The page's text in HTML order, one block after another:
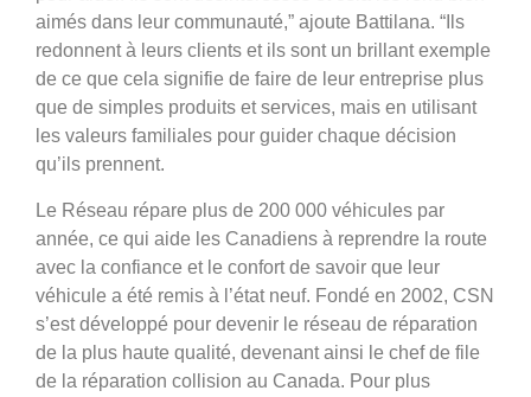
aimés dans leur communauté,” ajoute Battilana. “Ils
redonnent à leurs clients et ils sont un brillant exemple
de ce que cela signifie de faire de leur entreprise plus
que de simples produits et services, mais en utilisant
les valeurs familiales pour guider chaque décision
qu’ils prennent.
Le Réseau répare plus de 200 000 véhicules par
année, ce qui aide les Canadiens à reprendre la route
avec la confiance et le confort de savoir que leur
véhicule a été remis à l’état neuf. Fondé en 2002, CSN
s’est développé pour devenir le réseau de réparation
de la plus haute qualité, devenant ainsi le chef de file
de la réparation collision au Canada. Pour plus